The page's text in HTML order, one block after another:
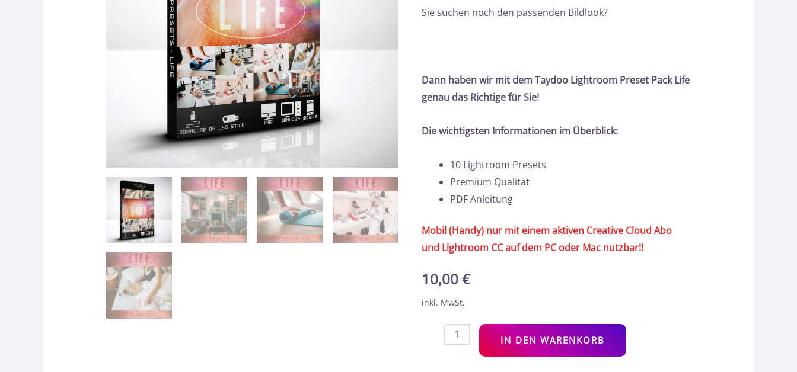
Sie suchen noch den passenden Bildlook?
Dann haben wir mit dem Taydoo Lightroom Preset Pack Life
genau das Richtige für Sie!
Die wichtigsten Informationen im Überblick:
10 Lightroom Presets
Premium Qualität
PDF Anleitung
Mobil (Handy) nur mit einem aktiven Creative Cloud Abo
und Lightroom CC auf dem PC oder Mac nutzbar!!
10,00€
inkl. MwSt.
IN DEN WARENKORB